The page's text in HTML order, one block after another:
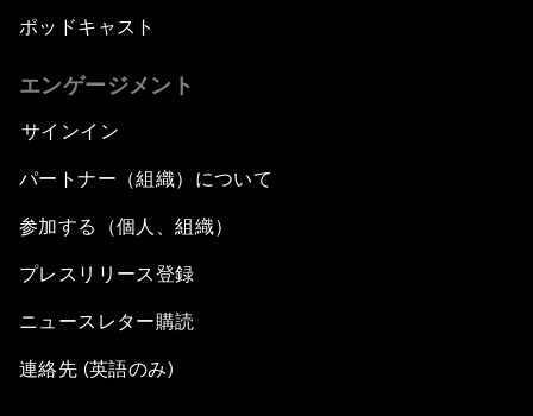
ポッドキャスト
エンゲージメント
サインイン
パートナー（組織）について
参加する（個人、組織）
プレスリリース登録
ニュースレター購読
連絡先 (英語のみ)